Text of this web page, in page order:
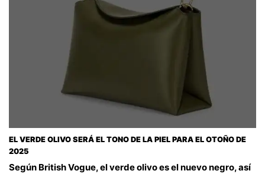
EL VERDE OLIVO SERÁ EL TONO DE LA PIEL PARA EL OTOÑO DE
2025
Según British Vogue, el verde olivo es el nuevo negro, así